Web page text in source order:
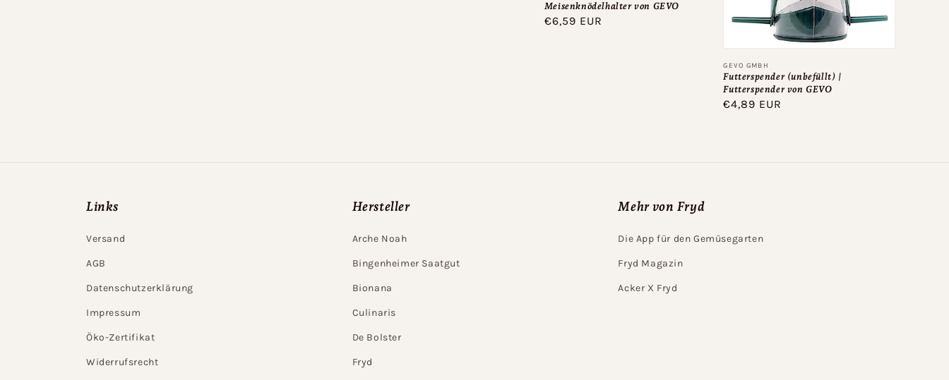
Meisenknödelhalter von GEVO
Normaler
€6,59 EUR
Anbieter:
GEVO GMBH
Futterspender (unbefüllt) |
Futterspender von GEVO
Normaler
€4,89 EUR
Links
Versand
AGB
Datenschutzerklärung
Impressum
Öko-Zertifikat
Widerrufsrecht
Hersteller
Arche Noah
Bingenheimer Saatgut
Bionana
Culinaris
De Bolster
Fryd
Mehr von Fryd
Die App für den Gemüsegarten
Fryd Magazin
Acker X Fryd